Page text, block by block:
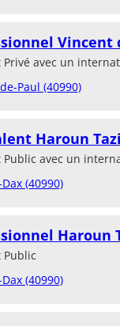
Vincent
Privé avec un internat
Paul (40990)
Haroun
Public avec un
(40990)
Haroun
Public
(40990)